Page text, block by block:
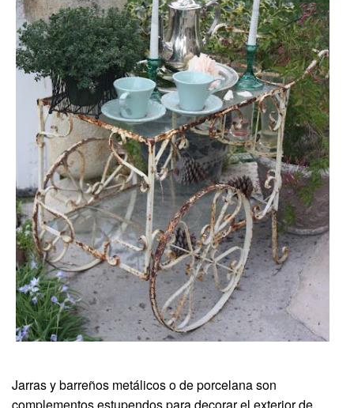
Jarras y barreños metálicos o de porcelana son